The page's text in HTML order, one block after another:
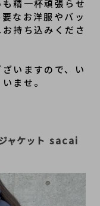
精一杯頑張らせ
なお洋服やバッ
持ち込みくださ
いますので、い
ませ。
ャケット sacai